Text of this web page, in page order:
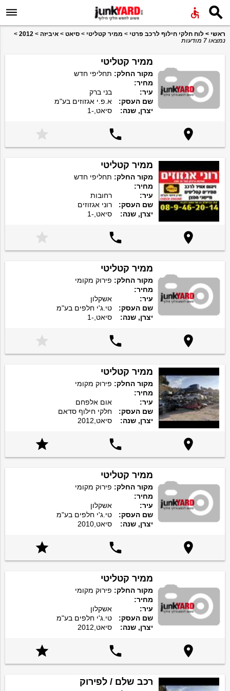
 
ראשי > לוח חלקי חילוף לרכב פרטי > ממיר קטליטי > סיאט > איביזה >
2012
>
נמצאו 7 מודעות
ממיר קטליטי
מקור החלק: תחליפי חדש
מחיר:
עיר:
בני ברק
שם העסק:
א.פ.י אגזוזים בע"מ
יצרן, שנה:
סיאט,-1



ממיר קטליטי
מקור החלק: תחליפי חדש
מחיר:
עיר:
רחובות
שם העסק:
רוני אגזוזים
יצרן, שנה:
סיאט,-1



ממיר קטליטי
מקור החלק: פירוק מקומי
מחיר:
עיר:
אשקלון
שם העסק:
טי.ג'י חלפים בע"מ
יצרן, שנה:
סיאט,-1



ממיר קטליטי
מקור החלק: פירוק מקומי
מחיר:
עיר:
אום אלפחם
שם העסק:
חלקי חילוף סדאם
יצרן, שנה:
סיאט,2012



ממיר קטליטי
מקור החלק: פירוק מקומי
מחיר:
עיר:
אשקלון
שם העסק:
טי.ג'י חלפים בע"מ
יצרן, שנה:
סיאט,2010



ממיר קטליטי
מקור החלק: פירוק מקומי
מחיר:
עיר:
אשקלון
שם העסק:
טי.ג'י חלפים בע"מ
יצרן, שנה:
סיאט,2012



רכב שלם / לפירוק